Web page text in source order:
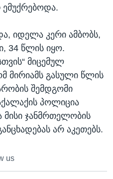
იდელა კერი ამბობს,
34 წლის იყო.
მიცემულ
მირიამს გასული წლის
შემდგომი
პოლიცია
მისი ჯანმრთელობის
არ აკეთებს.
us